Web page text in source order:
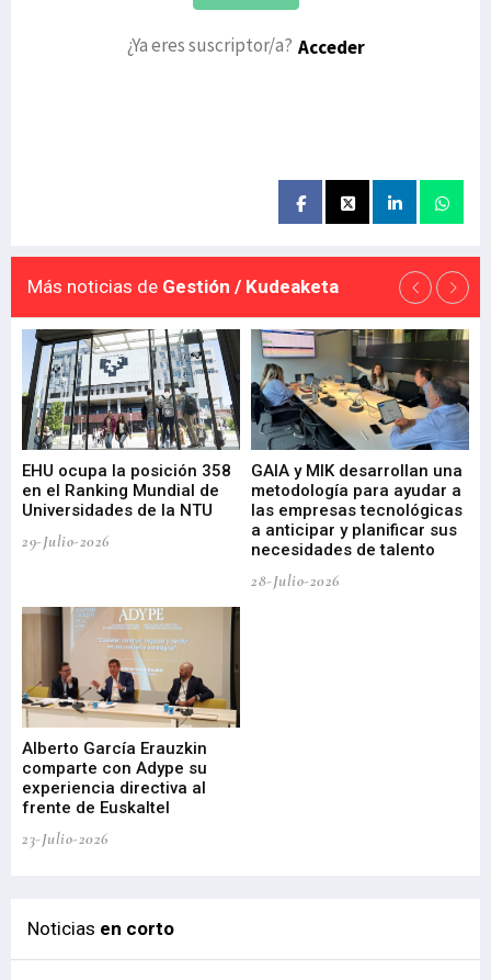
¿Ya eres suscriptor/a? Acceder
Más noticias de Gestión / Kudeaketa
EHU ocupa la posición 358
en el Ranking Mundial de
Universidades de la NTU
29-Julio-2026
GAIA y MIK desarrollan una
metodología para ayudar a
las empresas tecnológicas
a anticipar y planificar sus
necesidades de talento
28-Julio-2026
Alberto García Erauzkin
comparte con Adype su
experiencia directiva al
frente de Euskaltel
23-Julio-2026
Noticias en corto